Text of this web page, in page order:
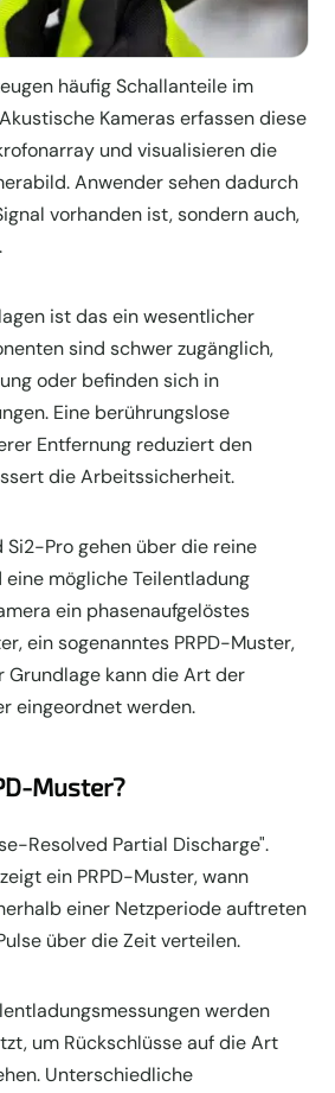
häufig Schallanteile im
Kameras erfassen diese
und visualisieren die
Anwender sehen dadurch
vorhanden ist, sondern auch,
ist das ein wesentlicher
sind schwer zugänglich,
oder befinden sich in
Eine berührungslose
Entfernung reduziert den
die Arbeitssicherheit.
Si2-Pro gehen über die reine
eine mögliche Teilentladung
ein phasenaufgelöstes
ein sogenanntes PRPD-Muster,
Grundlage kann die Art der
eingeordnet werden.
Muster?
Resolved Partial Discharge".
ein PRPD-Muster, wann
einer Netzperiode auftreten
über die Zeit verteilen.
werden
um Rückschlüsse auf die Art
Unterschiedliche